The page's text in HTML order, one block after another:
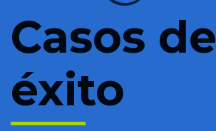
Casos de
éxito